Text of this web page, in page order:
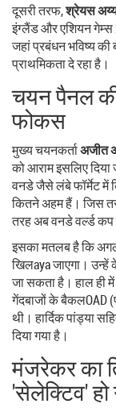
दूसरी तरफ,श्रेयस
इंग्लैंड और एशियन गेम्स
जहां प्रबंधन भविष्य की
प्राथमिकता दे रहा है।
चयन पैनल की
फोकस
मुख्य चयनकर्ताअजीत
को आराम इसलिए
वनडे जैसे लंबे फॉर्मेट में
कितने अहम हैं। जिस
तरह अब वनडे वर्ल्ड कप
इसका मतलब है कि अगले
खिलaya जाएगा। उन्हें
जा सकता है। हाल ही
गेंदबाजों के बैकलOAD
थी। हार्दिक पांड्या
दिया गया है।
मंजरेकर का
'सेलेक्टिव' हो